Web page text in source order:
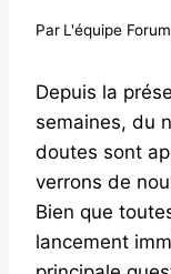
Par L'équipe
Depuis la
semaines, du
doutes sont
verrons de
Bien que
lancement